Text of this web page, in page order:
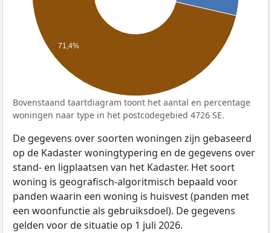
71,4%
Bovenstaand taartdiagram toont het aantal en percentage
woningen naar type in het postcodegebied 4726 SE.
De gegevens over soorten woningen zijn gebaseerd
op de Kadaster woningtypering en de gegevens over
stand- en ligplaatsen van het Kadaster. Het soort
woning is geografisch-algoritmisch bepaald voor
panden waarin een woning is huisvest (panden met
een woonfunctie als gebruiksdoel). De gegevens
gelden voor de situatie op 1 juli 2026.